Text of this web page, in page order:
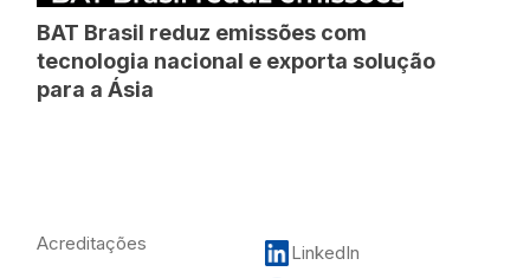
BAT Brasil reduz emissões com
tecnologia nacional e exporta solução
para a Ásia
Acreditações
LinkedIn